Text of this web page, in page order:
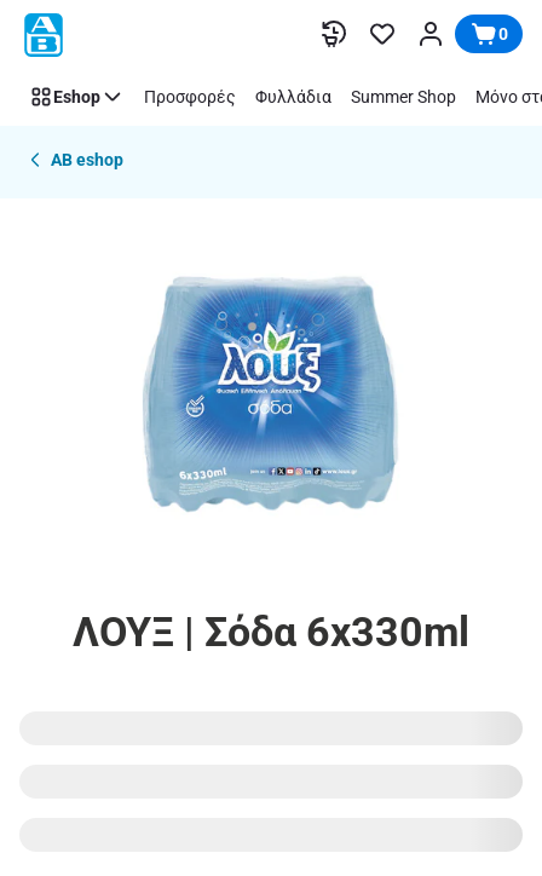
Παράλειψη 0
Eshop Προσφορές Φυλλάδια Summer Shop Μόνο
AB eshop
ΛΟΥΞ | Σόδα 6x330ml